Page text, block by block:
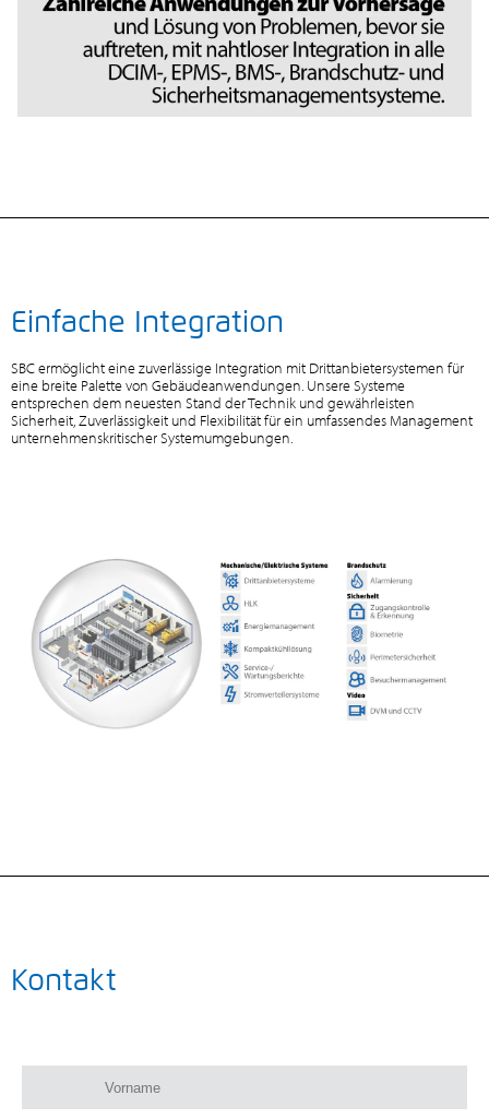
Einfache Integration
SBC ermöglicht eine zuverlässige Integration mit Drittanbietersystemen für
eine breite Palette von Gebäudeanwendungen. Unsere Systeme
entsprechen dem neuesten Stand der Technik und gewährleisten
Sicherheit, Zuverlässigkeit und Flexibilität für ein umfassendes Management
unternehmenskritischer Systemumgebungen.
Kontakt